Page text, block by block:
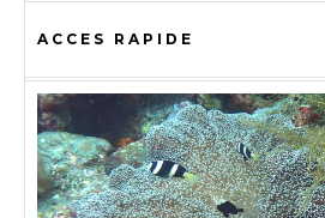
ACCES RAPIDE